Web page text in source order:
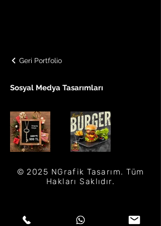
Geri Portfolio
Sosyal Medya Tasarımları
© 2025 NGrafik Tasarım. Tüm
Hakları Saklıdır.